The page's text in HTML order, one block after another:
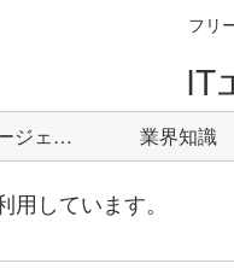
フリ
IT
フリーランスエージェント 業界知識
しています。